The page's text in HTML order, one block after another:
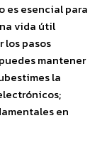
es esencial para
vida útil
los pasos
mantener
la
en